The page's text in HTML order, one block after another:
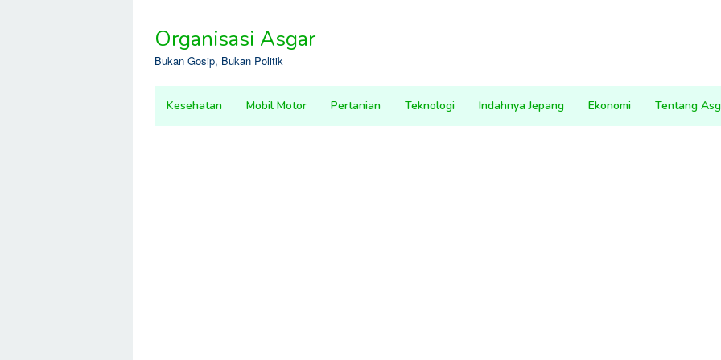
contentOrganisasi Asgar
Bukan Gosip, Bukan Politik
Kesehatan Mobil Motor Pertanian Teknologi Indahnya Jepang Ekonomi Tentang